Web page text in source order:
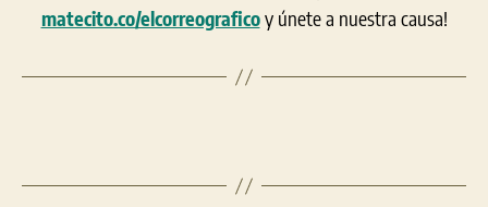
matecito.co/elcorreograficoy únete a nuestra causa!